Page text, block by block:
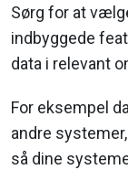
Sørg for at
indbyggede
data i relevant
For eksempel
andre
så dine